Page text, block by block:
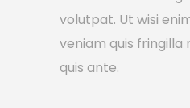
volutpat. Ut wisi
veniam quis fringilla
quis ante.